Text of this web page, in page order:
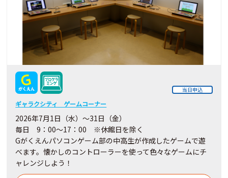
Gがくえん
ブランドからのお知らせ
いっしょに創る
イベントレポート
当日申込
ギャラクシティ ゲームコーナー
2026年7月1日（水）～31日（金）
毎日 9：00～17：00 ※休館日を除く
Gがくえんパソコンゲーム部の中高生が作成したゲームで遊
べます。懐かしのコントローラーを使って色々なゲームにチ
ャレンジしよう！